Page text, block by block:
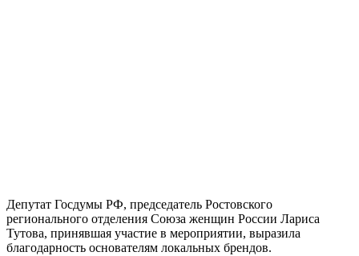
Депутат Госдумы РФ, председатель Ростовского
регионального отделения Союза женщин России Лариса
Тутова, принявшая участие в мероприятии, выразила
благодарность основателям локальных брендов.